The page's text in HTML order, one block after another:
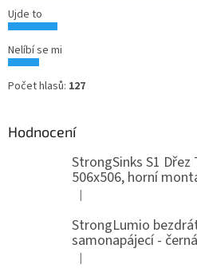
Ujde to
Nelíbí se mi
Počet hlasů: 127
Hodnocení
StrongSinks S1
506x506, horní
Hodnocení produktu je 5 z
|
StrongLumio
samonapájecí -
Hodnocení produktu je 4 z
|